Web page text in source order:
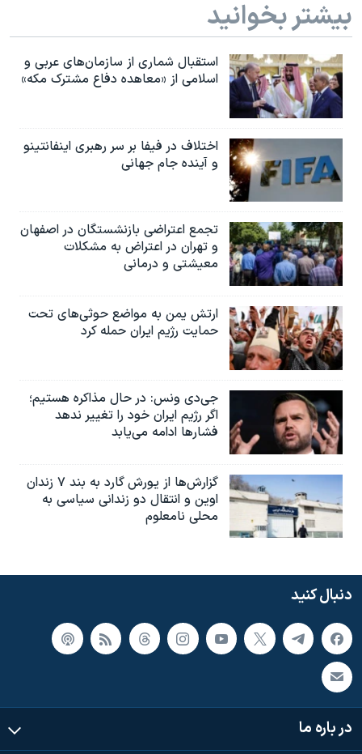
بیشتر بخوانید
استقبال شماری از سازمان‌های عربی و
اسلامی از «معاهده دفاع مشترک مکه»
اختلاف در فیفا بر سر رهبری اینفانتینو
و آینده جام جهانی
تجمع اعتراضی بازنشستگان در اصفهان
و تهران در اعتراض به مشکلات
معیشتی و درمانی
ارتش یمن به مواضع حوثی‌های تحت
حمایت رژیم ایران حمله کرد
جی‌دی ونس: در حال مذاکره هستیم؛
اگر رژیم ایران خود را تغییر ندهد
فشارها ادامه می‌یابد
گزارش‌ها از یورش گارد به بند ۷ زندان
اوین و انتقال دو زندانی سیاسی به
محلی نامعلوم
دنبال کنید
در باره ما